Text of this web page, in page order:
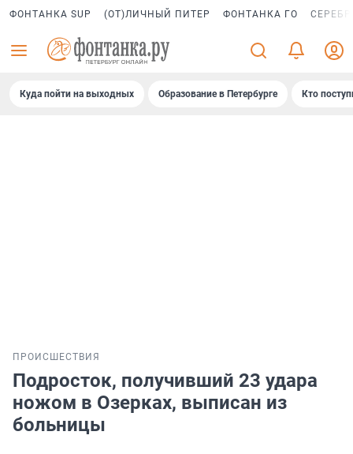
ФОНТАНКА SUP (ОТ)ЛИЧНЫЙ ПИТЕР ФОНТАНКА ГО
Куда пойти на выходных Образование в Петербурге Кто
ПРОИСШЕСТВИЯ
Подросток, получивший 23 удара
ножом в Озерках, выписан из
больницы